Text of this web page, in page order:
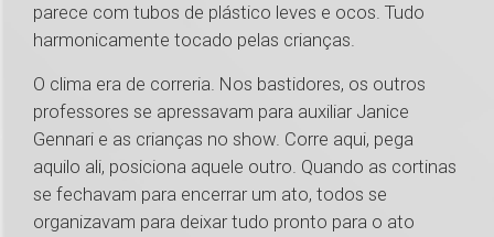
parece com tubos de plástico leves e ocos. Tudo
harmonicamente tocado pelas crianças.
O clima era de correria. Nos bastidores, os outros
professores se apressavam para auxiliar Janice
Gennari e as crianças no show. Corre aqui, pega
aquilo ali, posiciona aquele outro. Quando as cortinas
se fechavam para encerrar um ato, todos se
organizavam para deixar tudo pronto para o ato